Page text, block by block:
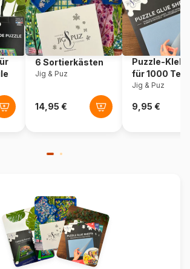
100 Teile
48 x 34 cm
6 Sortierkästen
Jig & Puz
Puzzle-
für 1000
Jig & Puz